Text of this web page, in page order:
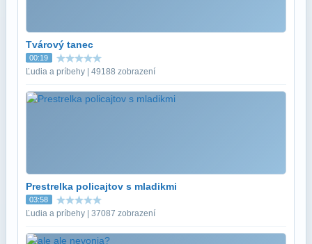
Tvárový tanec
00:19
Ľudia a príbehy | 49188 zobrazení
Prestrelka policajtov s mladikmi
03:58
Ľudia a príbehy | 37087 zobrazení